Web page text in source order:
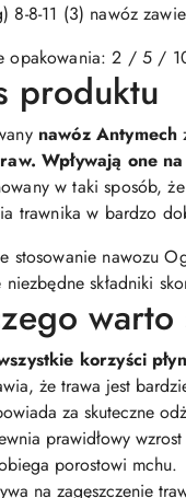
8-8-11 (3) nawóz
opakowania: 2 / 5 /
produktu
nawóz Antymech
Wpływają one na
w taki sposób, że
trawnika w bardzo
stosowanie nawozu
niezbędne składniki
korzyści
że trawa jest
za skuteczne
prawidłowy
porostowi mchu.
na zagęszczenie